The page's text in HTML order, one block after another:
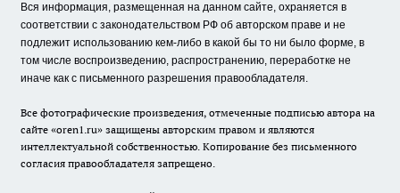
Вся информация, размещенная на данном сайте, охраняется в
соответствии с законодательством РФ об авторском праве и не
подлежит использованию кем-либо в какой бы то ни было форме, в
том числе воспроизведению, распространению, переработке не
иначе как с письменного разрешения правообладателя.
Все фотографические произведения, отмеченные подписью автора на
сайте «oren1.ru» защищены авторским правом и являются
интеллектуальной собственностью. Копирование без письменного
согласия правообладателя запрещено.